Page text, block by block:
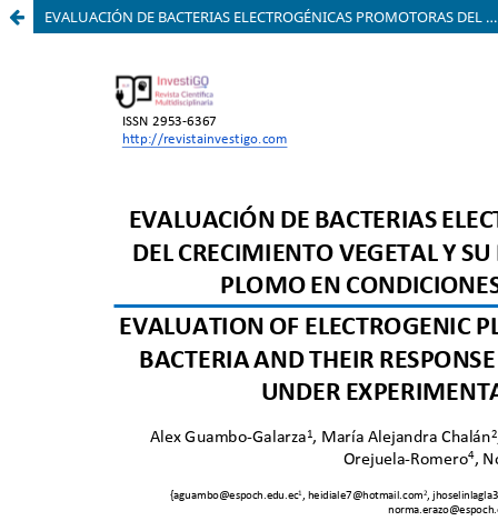
EVALUACIÓN DE BACTERIAS ELECTROGÉNICAS PROMOTORAS DEL CRECIMIENTO VEGETAL Y SU RESPUESTA AL ESTRÉS POR PLOMO EN CONDICIONES EXPERIMENTALES